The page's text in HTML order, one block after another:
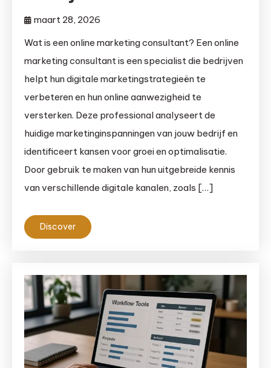
maart 28, 2026
Wat is een online marketing consultant? Een online
marketing consultant is een specialist die bedrijven
helpt hun digitale marketingstrategieën te
verbeteren en hun online aanwezigheid te
versterken. Deze professional analyseert de
huidige marketinginspanningen van jouw bedrijf en
identificeert kansen voor groei en optimalisatie.
Door gebruik te maken van hun uitgebreide kennis
van verschillende digitale kanalen, zoals […]
Discover